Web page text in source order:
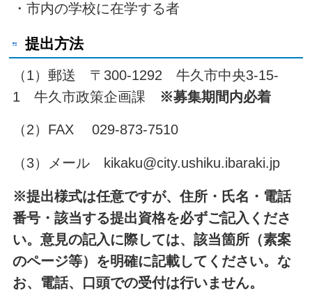
・市内の学校に在学する者
提出方法
（1）郵送 〒300-1292 牛久市中央3-15-
1 牛久市政策企画課 ※募集期間内必着
（2）FAX 029-873-7510
（3）メール kikaku@city.ushiku.ibaraki.jp
※提出様式は任意ですが、住所・氏名・電話
番号・該当する提出資格を必ずご記入くださ
い。意見の記入に際しては、該当箇所（素案
のページ等）を明確に記載してください。な
お、電話、口頭での受付は行いません。